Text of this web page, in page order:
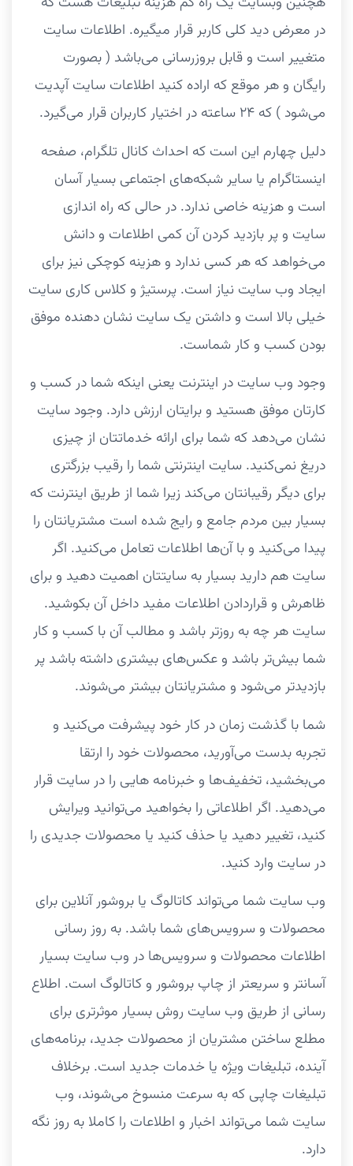
در معرض دید کلی کاربر قرار میگیره. اطلاعات سایت
متغییر است و قابل بروزرسانی می‌باشد ( بصورت
رایگان و هر موقع که اراده کنید اطلاعات سایت آپدیت
می‌شود ) که ۲۴ ساعته در اختیار کاربران قرار می‌گیرد.
دلیل چهارم این است که احداث کانال تلگرام، صفحه
اینستاگرام یا سایر شبکه‌های اجتماعی بسیار آسان
است و هزینه خاصی ندارد. در حالی که راه اندازی
سایت و پر بازدید کردن آن کمی اطلاعات و دانش
می‌خواهد که هر کسی ندارد و هزینه کوچکی نیز برای
ایجاد وب سایت نیاز است. پرستیژ و کلاس کاری سایت
خیلی بالا است و داشتن یک سایت نشان دهنده موفق
بودن کسب و کار شماست.
وجود وب سایت در اینترنت یعنی اینکه شما در کسب و
کارتان موفق هستید و برایتان ارزش دارد. وجود سایت
نشان می‌دهد که شما برای ارائه خدماتتان از چیزی
دریغ نمی‌کنید. سایت اینترنتی شما را رقیب بزرگتری
برای دیگر رقیبانتان می‌کند زیرا شما از طریق اینترنت که
بسیار بین مردم جامع و رایج شده است مشتریانتان را
پیدا می‌کنید و با آن‌ها اطلاعات تعامل می‌کنید. اگر
سایت هم دارید بسیار به سایتتان اهمیت دهید و برای
ظاهرش و قراردادن اطلاعات مفید داخل آن بکوشید.
سایت هر چه به روزتر باشد و مطالب آن با کسب و کار
شما بیش‌تر باشد و عکس‌های بیشتری داشته باشد پر
بازدیدتر می‌شود و مشتریانتان بیشتر می‌شوند.
شما با گذشت زمان در کار خود پیشرفت می‌کنید و
تجربه بدست می‌آورید، محصولات خود را ارتقا
می‌بخشید، تخفیف‌ها و خبرنامه هایی را در سایت قرار
می‌دهید. اگر اطلاعاتی را بخواهید می‌توانید ویرایش
کنید، تغییر دهید یا حذف کنید یا محصولات جدیدی را
در سایت وارد کنید.
وب سایت شما می‌تواند کاتالوگ یا بروشور آنلاین برای
محصولات و سرویس‌های شما باشد. به روز رسانی
اطلاعات محصولات و سرویس‌ها در وب سایت بسیار
آسانتر و سریعتر از چاپ بروشور و کاتالوگ است. اطلاع
رسانی از طریق وب سایت روش بسیار موثرتری برای
مطلع ساختن مشتریان از محصولات جدید، برنامه‌های
آینده، تبلیغات ویژه یا خدمات جدید است. برخلاف
تبلیغات چاپی که به سرعت منسوخ می‌شوند، وب
سایت شما می‌تواند اخبار و اطلاعات را کاملا به روز نگه
دارد.